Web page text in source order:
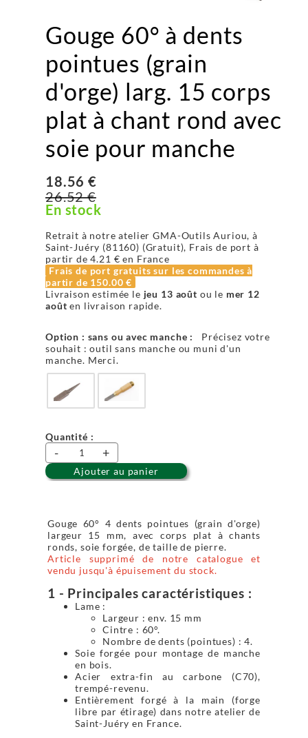
Gouge 60° à dents
pointues (grain
d'orge) larg. 15 corps
plat à chant rond avec
soie pour manche
18.56 €
26.52 €
En stock
Retrait à notre atelier GMA-Outils Auriou, à
Saint-Juéry (81160) (Gratuit), Frais de port à
partir de4.21 € en France
Frais de port gratuits sur les commandes à
partir de 150.00 €
Livraison estimée le jeu 13 août ou le mer 12
août en livraison rapide.
Option : sans ou avec manche :
Précisez votre
souhait : outil sans manche ou muni d'un
manche. Merci.
Quantité :
- +
Ajouter au panier
Gouge 60° 4 dents pointues (grain d'orge)
largeur 15 mm, avec corps plat à chants
ronds, soie forgée, de taille de pierre.
Article supprimé de notre catalogue et
vendu jusqu'à épuisement du stock.
1 - Principales caractéristiques :
Lame :
Largeur : env. 15 mm
Cintre : 60°.
Nombre de dents (pointues) : 4.
Soie forgée pour montage de manche
en bois.
Acier extra-fin au carbone (C70),
trempé-revenu.
Entièrement forgé à la main (forge
libre par étirage) dans notre atelier de
Saint-Juéry en France.